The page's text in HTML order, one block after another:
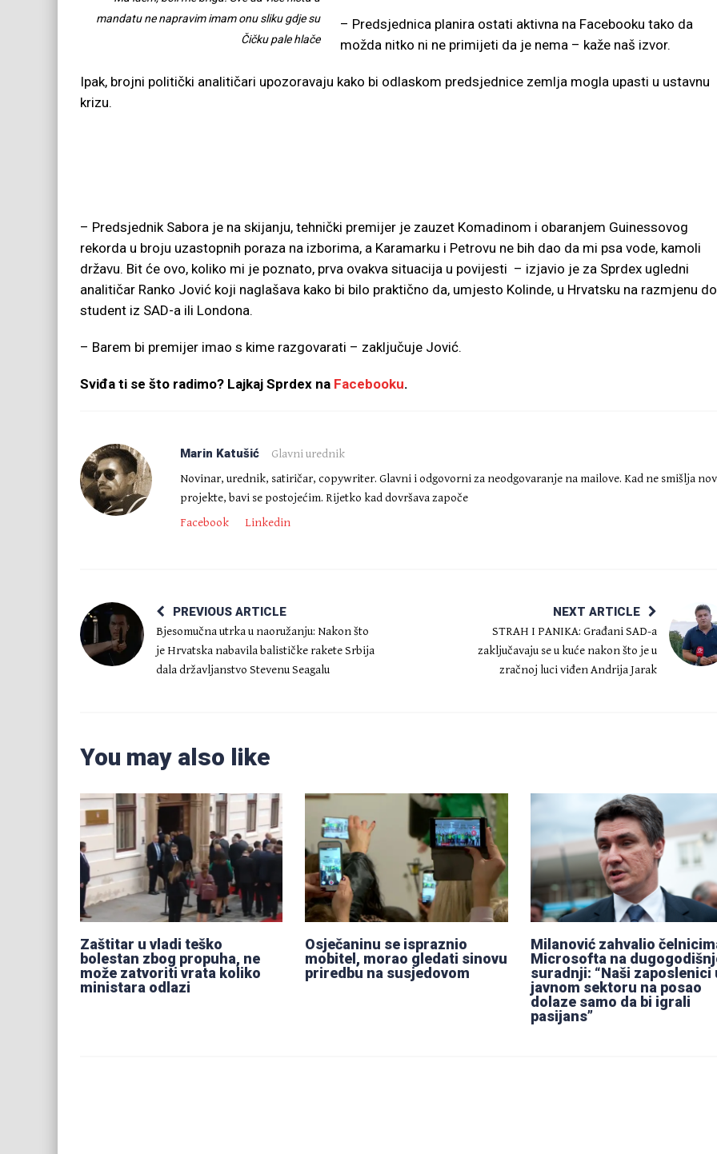
mandatu ne napravim imam onu sliku gdje su
Čičku pale hlače
– Predsjednica planira ostati aktivna na Facebooku tako da
možda nitko ni ne primijeti da je nema – kaže naš izvor.
Ipak, brojni politički analitičari upozoravaju kako bi odlaskom predsjednice zemlja mogla upasti u ustavnu
krizu.
– Predsjednik Sabora je na skijanju, tehnički premijer je zauzet Komadinom i obaranjem Guinessovog
rekorda u broju uzastopnih poraza na izborima, a Karamarku i Petrovu ne bih dao da mi psa vode, kamoli
državu. Bit će ovo, koliko mi je poznato, prva ovakva situacija u povijesti – izjavio je za Sprdex ugledni
analitičar Ranko Jović koji naglašava kako bi bilo praktično da, umjesto Kolinde, u Hrvatsku na razmjenu
student iz SAD-a ili Londona.
– Barem bi premijer imao s kime razgovarati – zaključuje Jović.
Sviđa ti se što radimo? Lajkaj Sprdex na Facebooku.
Marin Katušić
Glavni urednik
Novinar, urednik, satiričar, copywriter. Glavni i odgovorni za neodgovaranje na mailove. Kad ne smišlja
projekte, bavi se postojećim. Rijetko kad dovršava započe
Facebook
Linkedin
PREVIOUS ARTICLE
Bjesomučna utrka u naoružanju: Nakon što
je Hrvatska nabavila balističke rakete Srbija
dala državljanstvo Stevenu Seagalu
NEXT ARTICLE
STRAH I PANIKA: Građani SAD-a
zaključavaju se u kuće nakon što je u
zračnoj luci viđen Andrija Jarak
You may also like
Zaštitar u vladi teško
bolestan zbog propuha, ne
može zatvoriti vrata koliko
ministara odlazi
Osječaninu se ispraznio
mobitel, morao gledati sinovu
priredbu na susjedovom
Milanović zahvalio
Microsofta na
suradnji: “Naši zaposlenici
javnom sektoru na posao
dolaze samo da bi igrali
pasijans”